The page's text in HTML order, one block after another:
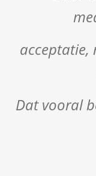
acceptatie,
Dat vooral